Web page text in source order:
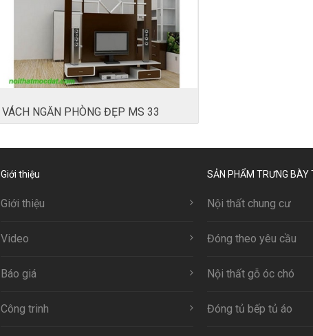
VÁCH NGĂN PHÒNG ĐẸP MS 33
Giới thiệu
Giới thiệu
Video
Báo giá
Công trinh
SẢN PHẨM TRƯNG BÀY
Nội thất chung cư
Đóng theo yêu cầu
Nội thất gỗ óc chó
Đóng tủ bếp tủ áo